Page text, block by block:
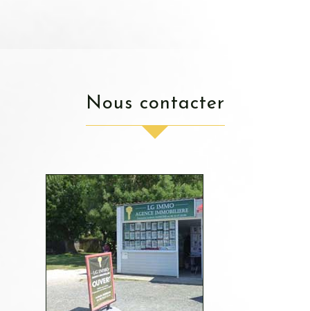
nous contacter